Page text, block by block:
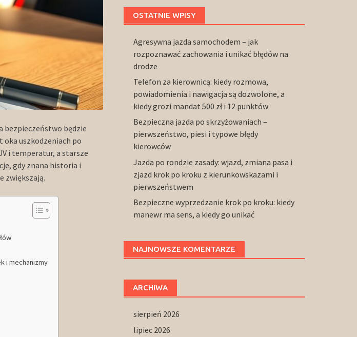
bezpieczeństwo będzie
oka uszkodzeniach po
i temperatur, a starsze
gdy znana historia i
zwiększają.
i mechanizmy
OSTATNIE WPISY
Agresywna jazda samochodem – jak
rozpoznawać zachowania i unikać błędów na
drodze
Telefon za kierownicą: kiedy rozmowa,
powiadomienia i nawigacja są dozwolone, a
kiedy grozi mandat 500 zł i 12 punktów
Bezpieczna jazda po skrzyżowaniach –
pierwszeństwo, piesi i typowe błędy
kierowców
Jazda po rondzie zasady: wjazd, zmiana pasa i
zjazd krok po kroku z kierunkowskazami i
pierwszeństwem
Bezpieczne wyprzedzanie krok po kroku: kiedy
manewr ma sens, a kiedy go unikać
NAJNOWSZE KOMENTARZE
ARCHIWA
sierpień 2026
lipiec 2026